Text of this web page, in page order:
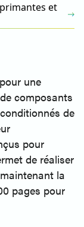
et
une
composants
de
pour
de réaliser
la
pages pour